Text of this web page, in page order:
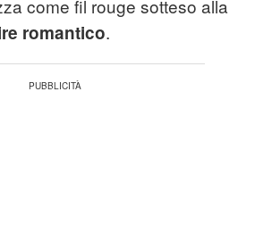
come fil rouge sotteso alla
romantico.